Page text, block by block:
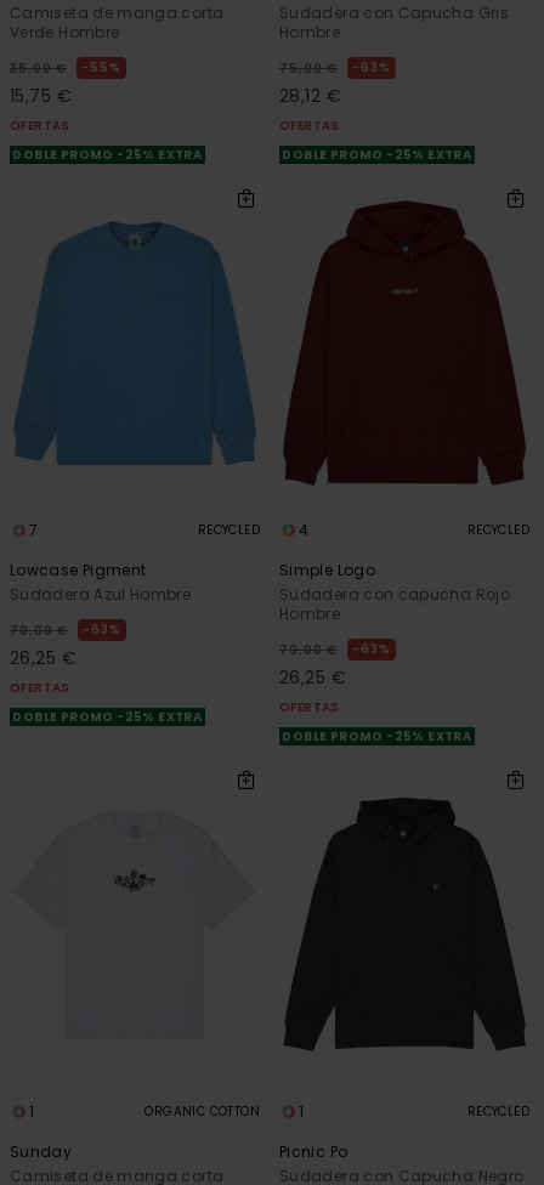
Camiseta de manga corta
Verde Hombre
35,00 € 55%
15,75 €
OFERTAS
DOBLE PROMO -25% EXTRA
Sudadera con Capucha Gris
Hombre
75,00 € 63%
28,12 €
OFERTAS
DOBLE PROMO -25% EXTRA
7 RECYCLED
Lowcase Pigment
Sudadera Azul Hombre
70,00 € 63%
26,25 €
OFERTAS
DOBLE PROMO -25% EXTRA
4 RECYCLED
Simple Logo
Sudadera con capucha Rojo
Hombre
70,00 € 63%
26,25 €
OFERTAS
DOBLE PROMO -25% EXTRA
1 ORGANIC COTTON
Sunday
Camiseta de manga corta
1 RECYCLED
Picnic Po
Sudadera con Capucha Negro